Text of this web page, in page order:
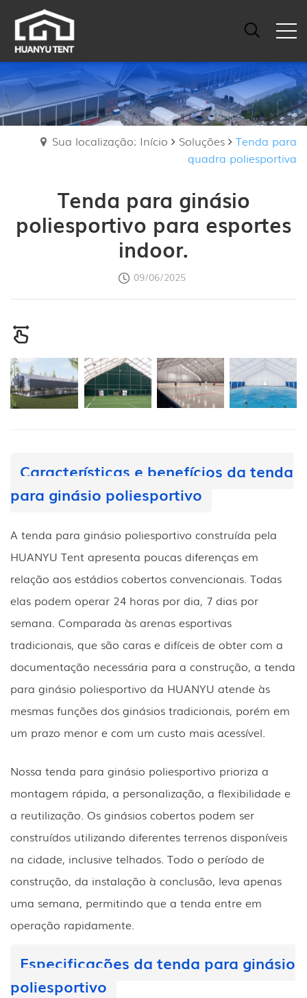
Sua localização: Início Soluções
Tenda para
quadra poliesportiva
Tenda para ginásio
poliesportivo para esportes
indoor.
09/06/2025
Características e benefícios da tenda
para ginásio poliesportivo
A tenda para ginásio poliesportivo construída pela
HUANYU Tent apresenta poucas diferenças em
relação aos estádios cobertos convencionais. Todas
elas podem operar 24 horas por dia, 7 dias por
semana. Comparada às arenas esportivas
tradicionais, que são caras e difíceis de obter com a
documentação necessária para a construção, a tenda
para ginásio poliesportivo da HUANYU atende às
mesmas funções dos ginásios tradicionais, porém em
um prazo menor e com um custo mais acessível.
Nossa tenda para ginásio poliesportivo prioriza a
montagem rápida, a personalização, a flexibilidade e
a reutilização. Os ginásios cobertos podem ser
construídos utilizando diferentes terrenos disponíveis
na cidade, inclusive telhados. Todo o período de
construção, da instalação à conclusão, leva apenas
uma semana, permitindo que a tenda entre em
operação rapidamente.
Especificações da tenda para ginásio
poliesportivo